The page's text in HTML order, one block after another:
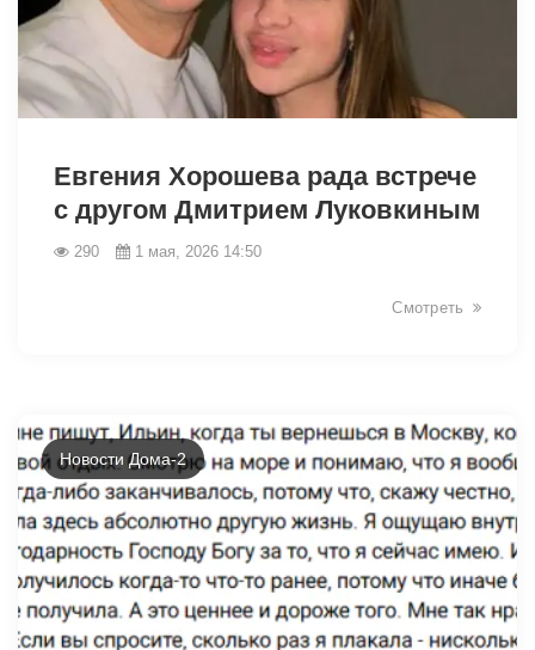
Евгения Хорошева рада встрече
с другом Дмитрием Луковкиным
290 1 мая, 2026 14:50
Смотреть
Новости Дома-2